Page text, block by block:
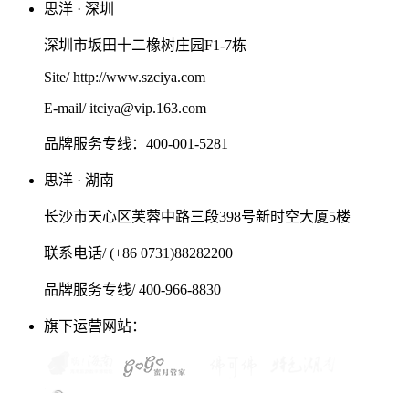
思洋 · 深圳
深圳市坂田十二橡树庄园F1-7栋
Site/ http://www.szciya.com
E-mail/ itciya@vip.163.com
品牌服务专线：400-001-5281
思洋 · 湖南
长沙市天心区芙蓉中路三段398号新时空大厦5楼
联系电话/ (+86 0731)88282200
品牌服务专线/ 400-966-8830
旗下运营网站：